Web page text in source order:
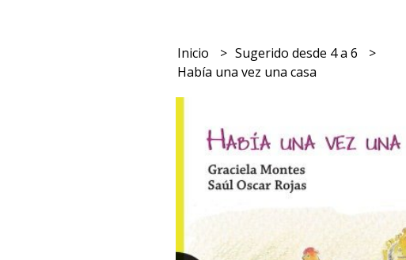
Inicio
Sugerido desde 4 a 6
Había una vez una casa